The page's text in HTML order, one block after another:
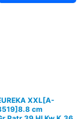
XXL[A-
cm